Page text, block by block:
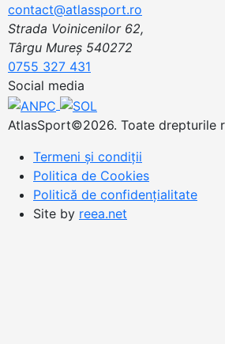
contact@atlassport.ro
Strada Voinicenilor 62,
Târgu Mureș 540272
0755 327 431
Social media
AtlasSport©2026. Toate drepturile
Termeni și condiții
Politica de Cookies
Politică de confidențialitate
Site by reea.net